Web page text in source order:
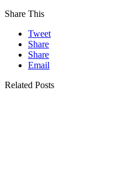
Share This
Tweet
Share
Share
Email
Related Posts